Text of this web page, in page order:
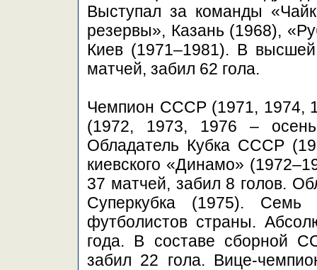
Выступал за команды
резервы», Казань (1968),
Киев (1971–1981). В
матчей, забил 62 гола.
Чемпион СССР (1971, 1974,
(1972, 1973, 1976 –
Обладатель Кубка СССР
киевского «Динамо»
37 матчей, забил 8 голов.
Суперкубка (1975).
футболистов страны.
года. В составе сборной
забил 22 гола. Вице-